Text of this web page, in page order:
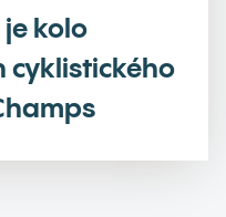
je kolo
cyklistického